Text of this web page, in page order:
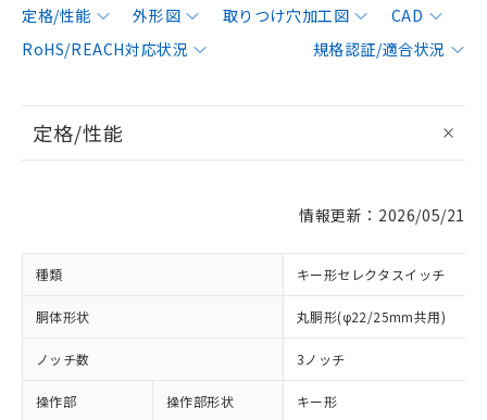
定格/性能 外形図 取りつけ穴加工図
CAD
RoHS/REACH対応状況
規格認証/適合状況
定格/性能
情報更新：2026/05/21
種類 キー形セレクタスイッチ
胴体形状 丸胴形(φ22/25mm共用)
ノッチ数 3ノッチ
操作部 操作部形状 キー形